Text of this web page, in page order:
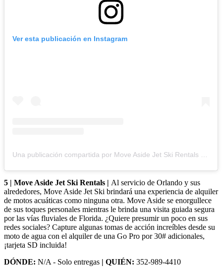
Ver esta publicación en Instagram
Una publicación compartida por Move Aside Jet Ski Rentals (@moveasidejetski)
5 | Move Aside Jet Ski Rentals | Al servicio de Orlando y sus
alrededores, Move Aside Jet Ski brindará una experiencia de alquiler
de motos acuáticas como ninguna otra. Move Aside se enorgullece
de sus toques personales mientras le brinda una visita guiada segura
por las vías fluviales de Florida. ¿Quiere presumir un poco en sus
redes sociales? Capture algunas tomas de acción increíbles desde su
moto de agua con el alquiler de una Go Pro por 30# adicionales,
¡tarjeta SD incluida!
DÓNDE: N/A - Solo entregas | QUIÉN: 352-989-4410